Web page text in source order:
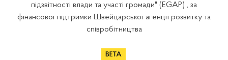
підзвітності влади та участі громади" (EGAP) , за
фінансової підтримки Швейцарської агенції розвитку та
співробітництва